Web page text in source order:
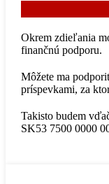
Okrem zdieľania
finančnú podporu.
Môžete ma
príspevkami, za
Takisto budem
SK53 7500 0000